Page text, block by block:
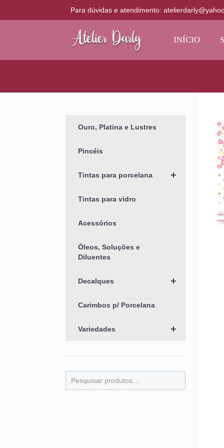
Para dúvidas e atendimento:
INÍCIO
Ouro, Platina e Lustres
Pincéis
+
Tintas para porcelana
Tintas para vidro
Acessórios
Óleos, Soluções e
Diluentes
+
Decalques
Carimbos p/ Porcelana
+
Variedades